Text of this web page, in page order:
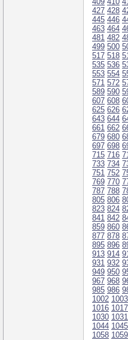
427 428
445 446
463 464
481 482
499 500
517 518
535 536
553 554
571 572
589 590
607 608
625 626
643 644
661 662
679 680
697 698
715 716
733 734
751 752
769 770
787 788
805 806
823 824
841 842
859 860
877 878
895 896
913 914
931 932
949 950
967 968
985 986
1002 1003
1016 1017
1030 1031
1044 1045
1058 1059